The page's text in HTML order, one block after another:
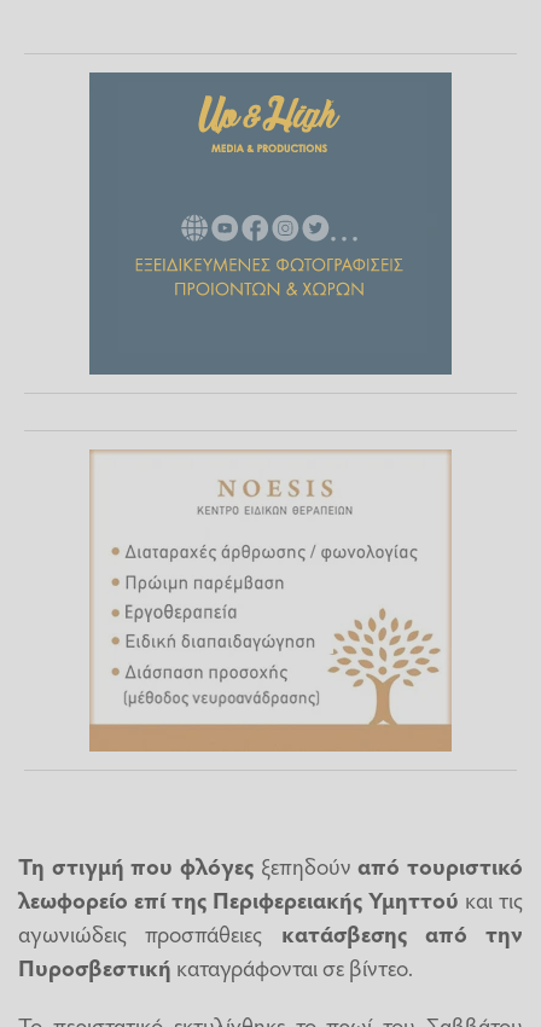
Τη στιγμή που φλόγες ξεπηδούναπότουριστικό
λεωφορείο επί της Περιφερειακής Υμηττού και τις
αγωνιώδεις προσπάθειες κατάσβεσης από την
Πυροσβεστική καταγράφονται σε βίντεο.